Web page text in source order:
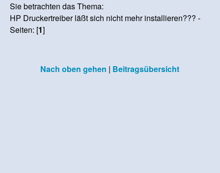
Sie betrachten das Thema:
HP Druckertreiber läßt sich nicht mehr installieren??? -
Seiten: [1]
Nach oben gehen | Beitragsübersicht